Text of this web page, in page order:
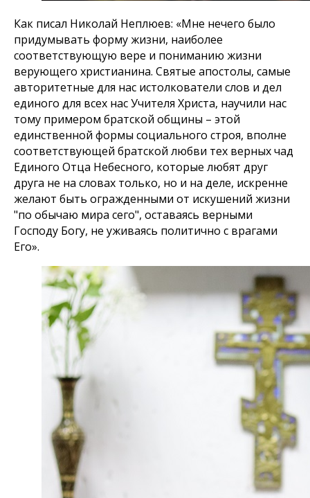
Как писал Николай Неплюев: «Мне нечего было
придумывать форму жизни, наиболее
соответствующую вере и пониманию жизни
верующего христианина. Святые апостолы, самые
авторитетные для нас истолкователи слов и дел
единого для всех нас Учителя Христа, научили нас
тому примером братской общины – этой
единственной формы социального строя, вполне
соответствующей братской любви тех верных чад
Единого Отца Небесного, которые любят друг
друга не на словах только, но и на деле, искренне
желают быть огражденными от искушений жизни
"по обычаю мира сего", оставаясь верными
Господу Богу, не уживаясь политично с врагами
Его».